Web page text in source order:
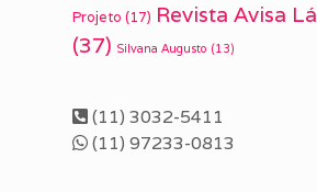
Projeto (17) Revista Avisa Lá
(37) Silvana Augusto (13)
(11) 3032-5411
(11) 97233-0813